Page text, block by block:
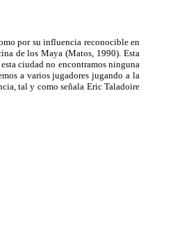
por su influencia reconocible en
de los Maya (Matos, 1990). Esta
ciudad no encontramos ninguna
a varios jugadores jugando a la
tal y como señala Eric Taladoire